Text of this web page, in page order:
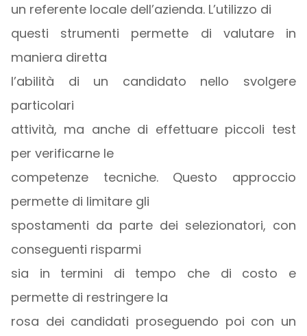
un referente locale dell’azienda. L’utilizzo di
questi strumenti permette di valutare in
maniera diretta
l’abilità di un candidato nello svolgere
particolari
attività, ma anche di effettuare piccoli test
per verificarne le
competenze tecniche. Questo approccio
permette di limitare gli
spostamenti da parte dei selezionatori, con
conseguenti risparmi
sia in termini di tempo che di costo e
permette di restringere la
rosa dei candidati proseguendo poi con un